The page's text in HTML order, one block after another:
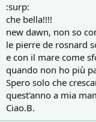
:surp:
che bella!!!!
new dawn, non so
le pierre de rosnard
e con il mare come
quando non ho più
Spero solo che
quest'anno a mia
Ciao.B.